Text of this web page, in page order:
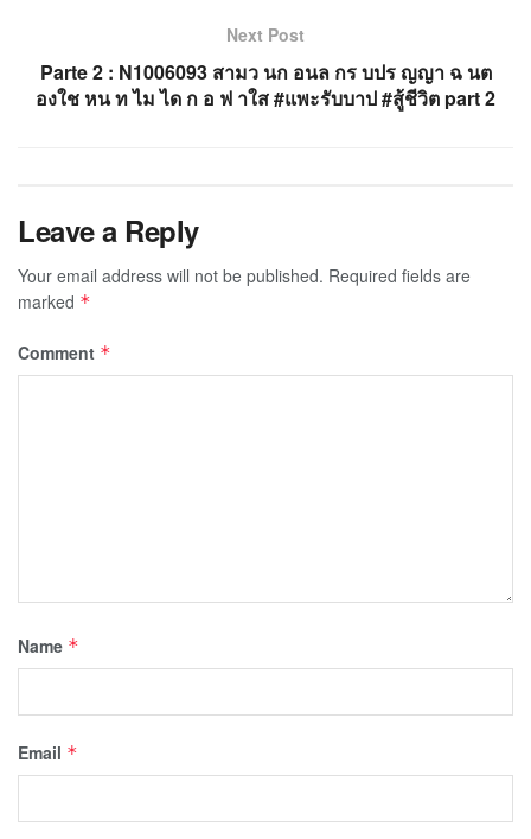
Next Post
Parte 2 : N1006093 สามว นก อนล กร บปร ญญา ฉ นต
องใช หน ท ไม ได ก อ ฟ าใส #แพะรับบาป #สู้ชีวิต part 2
Leave a Reply
Your email address will not be published. Required fields are
marked *
Comment *
Name *
Email *